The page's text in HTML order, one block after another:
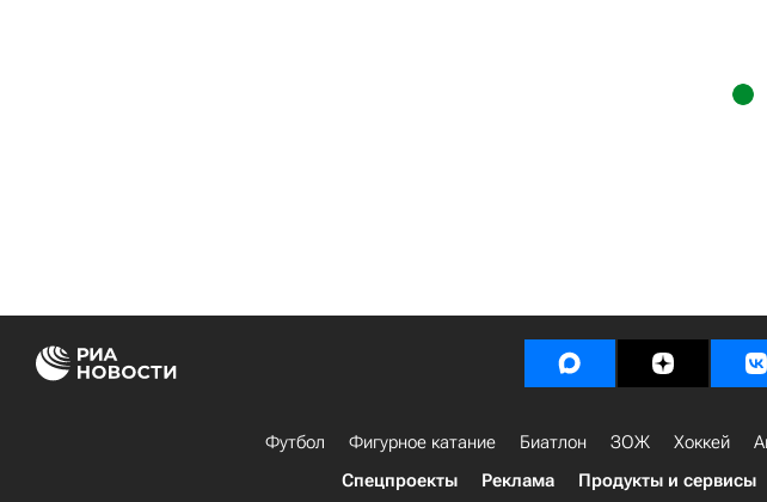
Футбол Фигурное катание Биатлон ЗОЖ Хоккей
Спецпроекты
Реклама Продукты и сервисы